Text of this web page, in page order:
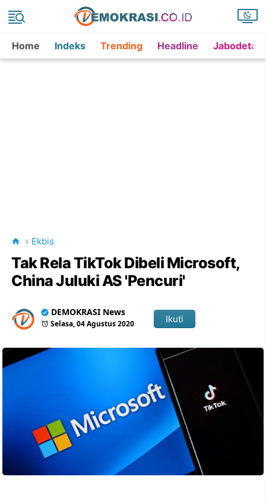
Home Indeks Trending Headline
Ekbis
Tak Rela TikTok Dibeli Microsoft,
China Juluki AS 'Pencuri'
DEMOKRASI News
Selasa, 04 Agustus 2020 Ikuti